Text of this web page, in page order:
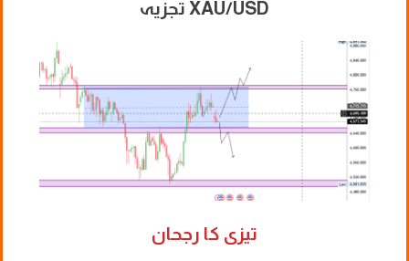
XAU/USD تجزیہ
تیزی کا رجحان